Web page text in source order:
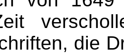
die